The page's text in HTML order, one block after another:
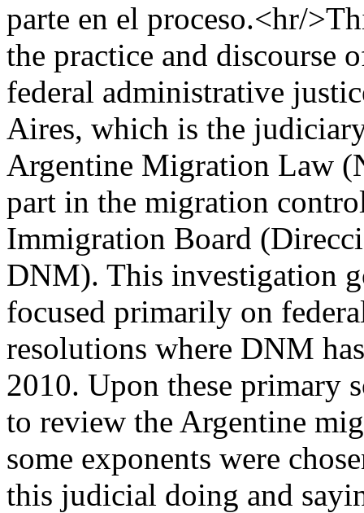
parte en el proceso.<hr/
the practice and discourse
federal administrative
Aires, which is the
Argentine Migration Law
part in the migration
Immigration Board
DNM). This investigation
focused primarily on
resolutions where DNM
2010. Upon these primary
to review the Argentine
some exponents were
this judicial doing and